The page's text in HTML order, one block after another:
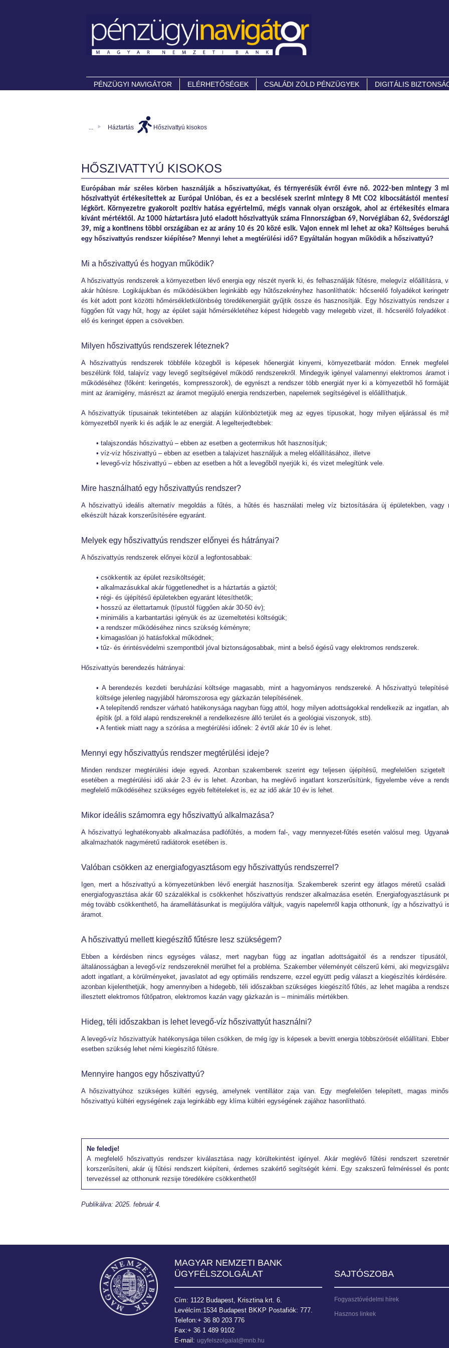
PÉNZÜGYI NAVIGÁTOR ELÉRHETŐSÉGEK CSALÁDI ZÖLD PÉNZÜGYEK DIGITÁLIS
... Háztartás Hőszivattyú kisokos
HŐSZIVATTYÚ KISOKOS
Európában már széles körben használják a hőszivattyúkat,és térnyerésük évről évre nő. 2022-ben mintegy 3
hőszivattyút értékesítettek az Európai Unióban, és ez a becslések szerint mintegy 8 Mt CO2 kibocsátástól
légkört. Környezetre gyakorolt pozitív hatása egyértelmű, mégis vannak olyan országok, ahol az értékesítés
kívánt mértéktől. Az 1000 háztartásra jutó eladott hőszivattyúk száma Finnországban 69, Norvégiában 62,
39, míg a kontinens többi országában ez az arány 10 és 20 közé esik. Vajon ennek mi lehet az oka? Költséges
egy hőszivattyús rendszer kiépítése? Mennyi lehet a megtérülési idő? Egyáltalán hogyan működik a hőszivattyú?
Mi a hőszivattyú és hogyan működik?
A hőszivattyús rendszerek a környezetben lévő energia egy részét nyerik ki, és felhasználják fűtésre, melegvíz előállításra,
akár hűtésre. Logikájukban és működésükben leginkább egy hűtőszekrényhez hasonlíthatók: hőcserélő folyadékot
és két adott pont közötti hőmérsékletkülönbség töredékenergiáit gyűjtik össze és hasznosítják. Egy hőszivattyús rendszer
függően fűt vagy hűt, hogy az épület saját hőmérsékletéhez képest hidegebb vagy melegebb vizet, ill. hőcserélő folyadékot
elő és keringet éppen a csövekben.
Milyen hőszivattyús rendszerek léteznek?
A hőszivattyús rendszerek többféle közegből is képesek hőenergiát kinyerni, környezetbarát módon. Ennek
beszélünk föld, talajvíz vagy levegő segítségével működő rendszerekről. Mindegyik igényel valamennyi elektromos áramot
működéséhez (főként: keringetés, kompresszorok), de egyrészt a rendszer több energiát nyer ki a környezetből hő
mint az áramigény, másrészt az áramot megújuló energia rendszerben, napelemek segítségével is előállíthatjuk.
A hőszivattyúk típusainak tekintetében az alapján különböztetjük meg az egyes típusokat, hogy milyen eljárással és
környezetből nyerik ki és adják le az energiát. A legelterjedtebbek:
• talajszondás hőszivattyú – ebben az esetben a geotermikus hőt hasznosítjuk;
• víz-víz hőszivattyú – ebben az esetben a talajvizet használjuk a meleg előállításához, illetve
• levegő-víz hőszivattyú – ebben az esetben a hőt a levegőből nyerjük ki, és vizet melegítünk vele.
Mire használható egy hőszivattyús rendszer?
A hőszivattyú ideális alternatív megoldás a fűtés, a hűtés és használati meleg víz biztosítására új épületekben, vagy
elkészült házak korszerűsítésére egyaránt.
Melyek egy hőszivattyús rendszer előnyei és hátrányai?
A hőszivattyús rendszerek előnyei közül a legfontosabbak:
• csökkentik az épület rezsiköltségét;
• alkalmazásukkal akár függetlenedhet is a háztartás a gáztól;
• régi- és újépítésű épületekben egyaránt létesíthetők;
• hosszú az élettartamuk (típustól függően akár 30-50 év);
• minimális a karbantartási igényük és az üzemeltetési költségük;
• a rendszer működéséhez nincs szükség kéményre;
• kimagaslóan jó hatásfokkal működnek;
• tűz- és érintésvédelmi szempontból jóval biztonságosabbak, mint a belső égésű vagy elektromos rendszerek.
Hőszivattyús berendezés hátrányai:
• A berendezés kezdeti beruházási költsége magasabb, mint a hagyományos rendszereké. A hőszivattyú
költsége jelenleg nagyjából háromszorosa egy gázkazán telepítésének.
• A telepítendő rendszer várható hatékonysága nagyban függ attól, hogy milyen adottságokkal rendelkezik az ingatlan,
építik (pl. a föld alapú rendszereknél a rendelkezésre álló terület és a geológiai viszonyok, stb).
• A fentiek miatt nagy a szórása a megtérülési időnek: 2 évtől akár 10 év is lehet.
Mennyi egy hőszivattyús rendszer megtérülési ideje?
Minden rendszer megtérülési ideje egyedi. Azonban szakemberek szerint egy teljesen újépítésű, megfelelően szigetelt
esetében a megtérülési idő akár 2-3 év is lehet. Azonban, ha meglévő ingatlant korszerűsítünk, figyelembe véve a
megfelelő működéséhez szükséges egyéb feltételeket is, ez az idő akár 10 év is lehet.
Mikor ideális számomra egy hőszivattyú alkalmazása?
A hőszivattyú leghatékonyabb alkalmazása padlófűtés, a modern fal-, vagy mennyezet-fűtés esetén valósul meg.
alkalmazhatók nagyméretű radiátorok esetében is.
Valóban csökken az energiafogyasztásom egy hőszivattyús rendszerrel?
Igen, mert a hőszivattyú a környezetünkben lévő energiát hasznosítja. Szakemberek szerint egy átlagos méretű családi
energiafogyasztása akár 60 százalékkal is csökkenhet hőszivattyús rendszer alkalmazása esetén. Energiafogyasztásunk
még tovább csökkenthető, ha áramellátásunkat is megújulóra váltjuk, vagyis napelemről kapja otthonunk, így a hőszivattyú
áramot.
A hőszivattyú mellett kiegészítő fűtésre lesz szükségem?
Ebben a kérdésben nincs egységes válasz, mert nagyban függ az ingatlan adottságaitól és a rendszer
általánosságban a levegő-víz rendszereknél merülhet fel a probléma. Szakember véleményét célszerű kérni, aki
adott ingatlant, a körülményeket, javaslatot ad egy optimális rendszerre, ezzel együtt pedig választ a kiegészítés kérdésére.
azonban kijelenthetjük, hogy amennyiben a hidegebb, téli időszakban szükséges kiegészítő fűtés, az lehet magába a
illesztett elektromos fűtőpatron, elektromos kazán vagy gázkazán is – minimális mértékben.
Hideg, téli időszakban is lehet levegő-víz hőszivattyút használni?
A levegő-víz hőszivattyúk hatékonysága télen csökken, de még így is képesek a bevitt energia többszörösét előállítani.
esetben szükség lehet némi kiegészítő fűtésre.
Mennyire hangos egy hőszivattyú?
A hőszivattyúhoz szükséges kültéri egység, amelynek ventillátor zaja van. Egy megfelelően telepített, magas
hőszivattyú kültéri egységének zaja leginkább egy klíma kültéri egységének zajához hasonlítható.
Ne feledje!
A megfelelő hőszivattyús rendszer kiválasztása nagy körültekintést igényel. Akár meglévő fűtési rendszert
korszerűsíteni, akár új fűtési rendszert kiépíteni, érdemes szakértő segítségét kérni. Egy szakszerű felméréssel és
tervezéssel az otthonunk rezsije töredékére csökkenthető!
Publikálva: 2025. február 4.
MAGYAR NEMZETI BANK
ÜGYFÉLSZOLGÁLAT
Cím: 1122 Budapest, Krisztina krt. 6.
Levélcím:1534 Budapest BKKP Postafiók: 777.
Telefon:+ 36 80 203 776
Fax:+ 36 1 489 9102
E-mail: ugyfelszolgalat@mnb.hu
SAJTÓSZOBA
Fogyasztóvédelmi hírek
Hasznos linkek